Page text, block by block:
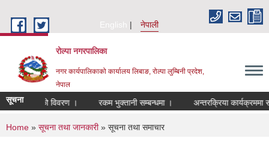
English
नेपाली
रोल्पा नगरपालिका
नगर कार्यपालिकाको कार्यालय लिबाङ, रोल्पा लुम्बिनी प्रदेश,
नेपाल
सूचना विवरण । रकम भुक्तानी सम्बन्धमा । अन्तरक्रिया कार्यक्रममा
You are here
Home » सूचना तथा जानकारी» सूचना तथा समाचार